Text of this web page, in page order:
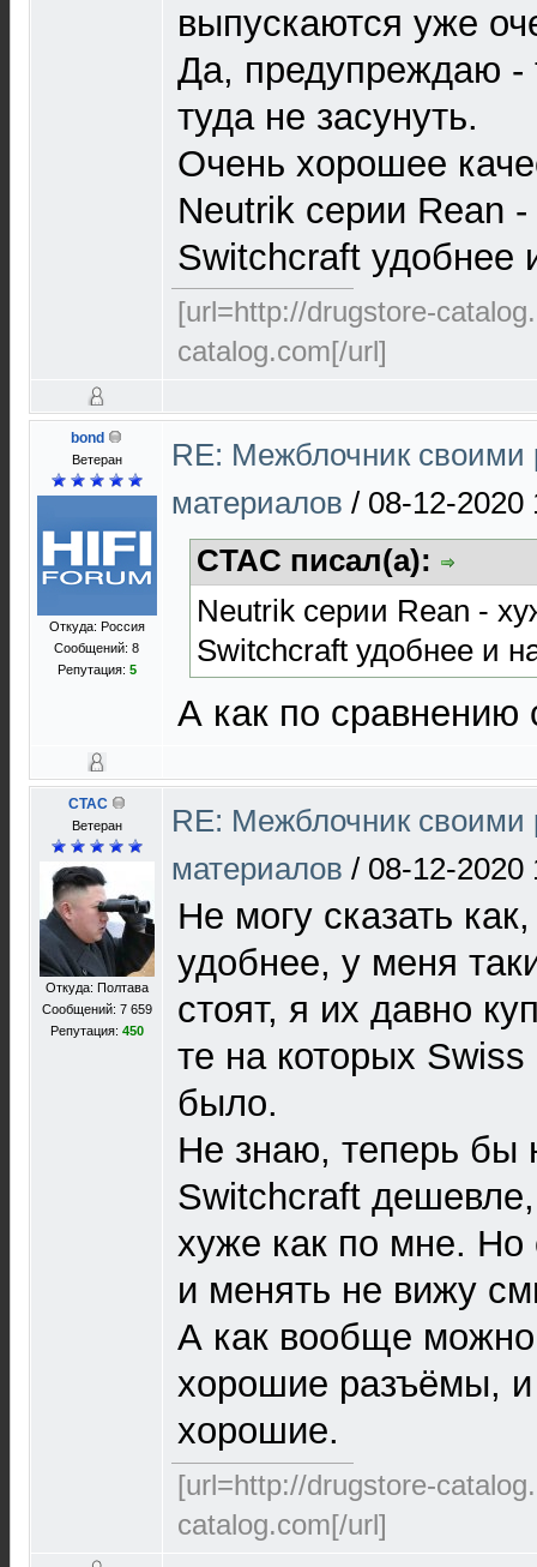
выпускаются уже
Да, предупреждаю -
туда не засунуть.
Очень хорошее
Neutrik серии Rean -
Switchcraft удобнее
[url=http://drugstore-
catalog.com[/url]
bond
Ветеран
Откуда: Россия
Сообщений: 8
Репутация: 5
RE: Межблочник своими
материалов / 08-12-2020
CTAC писал(а):
Neutrik серии Rean -
Switchcraft удобнее и
А как по сравнению
CTAC
Ветеран
Откуда: Полтава
Сообщений: 7 659
Репутация: 450
RE: Межблочник своими
материалов / 08-12-2020
Не могу сказать
удобнее, у меня
стоят, я их давно
те на которых
было.
Не знаю, теперь бы
Switchcraft
хуже как по мне. Но
и менять не вижу
А как вообще можно
хорошие разъёмы, и
хорошие.
[url=http://drugstore-
catalog.com[/url]